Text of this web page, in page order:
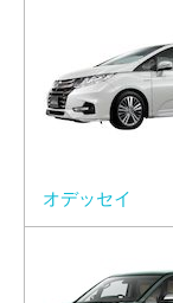
オデッセイ